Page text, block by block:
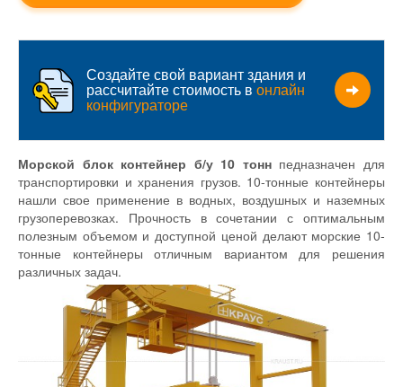
Создайте свой вариант здания и
рассчитайте стоимость в онлайн
конфигураторе
Морской блок контейнер б/у 10 тоннпедназначен для
транспортировки и хранения грузов. 10-тонные контейнеры
нашли свое применение в водных, воздушных и наземных
грузоперевозках. Прочность в сочетании с оптимальным
полезным объемом и доступной ценой делают морские 10-
тонные контейнеры отличным вариантом для решения
различных задач.